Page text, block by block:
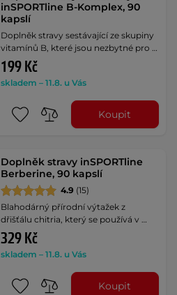
inSPORTline B-Komplex, 90
kapslí
Doplněk stravy sestávající ze skupiny
vitamínů B, které jsou nezbytné pro …
199 Kč
skladem – 11.8. u Vás
Koupit
Doplněk stravy inSPORTline
Berberine, 90 kapslí
4.9 (15)
Blahodárný přírodní výtažek z
dřišťálu chitria, který se používá v …
329 Kč
skladem – 11.8. u Vás
Koupit